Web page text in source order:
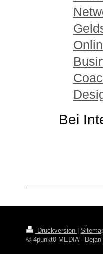
Bei
Druckversion
© 4punkt0 MEDIA - Dejan